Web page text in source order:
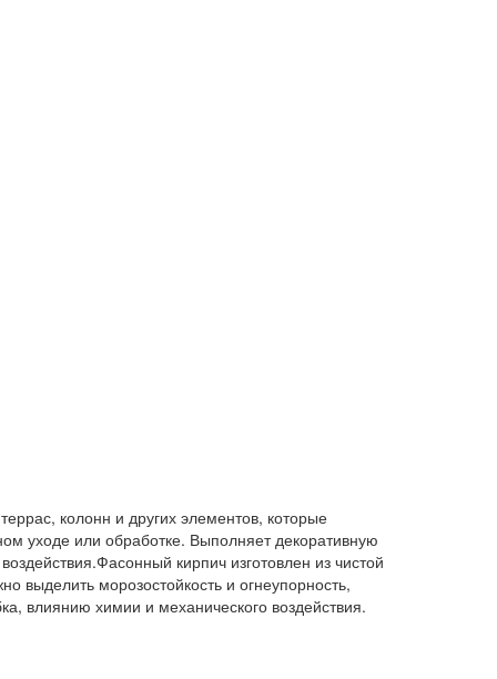
колонн и других элементов, которые
уходе или обработке. Выполняет декоративную
кирпич изготовлен из чистой
выделить морозостойкость и огнеупорность,
влиянию химии и механического воздействия.